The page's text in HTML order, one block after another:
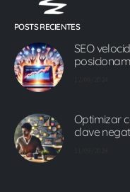
POSTS RECIENTES
SEO
Optimizar
clave